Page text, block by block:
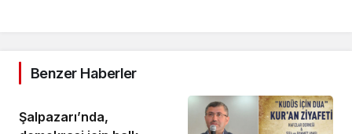
Benzer Haberler
Şalpazarı’nda,